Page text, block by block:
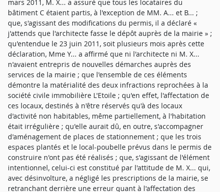
mars 2011, M. X... a assuré que tous les locataires du
bâtiment C étaient partis, à l'exception de MM. A... et B... ;
que, s'agissant des modifications du permis, il a déclaré «
j'attends que l'architecte fasse le dépôt auprès de la mairie » ;
qu'entendue le 23 juin 2011, soit plusieurs mois après cette
déclaration, Mme Y... a affirmé que ni l'architecte ni M. X...
n'avaient entrepris de nouvelles démarches auprès des
services de la mairie ; que l'ensemble de ces éléments
démontre la matérialité des deux infractions reprochées à la
société civile immobilière L'Etoile ; qu'en effet, l'affectation de
ces locaux, destinés à n'être réservés qu'à des locaux
d'activité non habitables, même partiellement, à l'habitation
était irrégulière ; qu'elle aurait dû, en outre, s'accompagner
d'aménagement de places de stationnement ; que les trois
espaces plantés et le local-poubelle prévus dans le permis de
construire n'ont pas été réalisés ; que, s'agissant de l'élément
intentionnel, celui-ci est constitué par l'attitude de M. X... qui,
avec désinvolture, a négligé les prescriptions de la mairie, se
retranchant derrière une erreur quant à l'affectation des